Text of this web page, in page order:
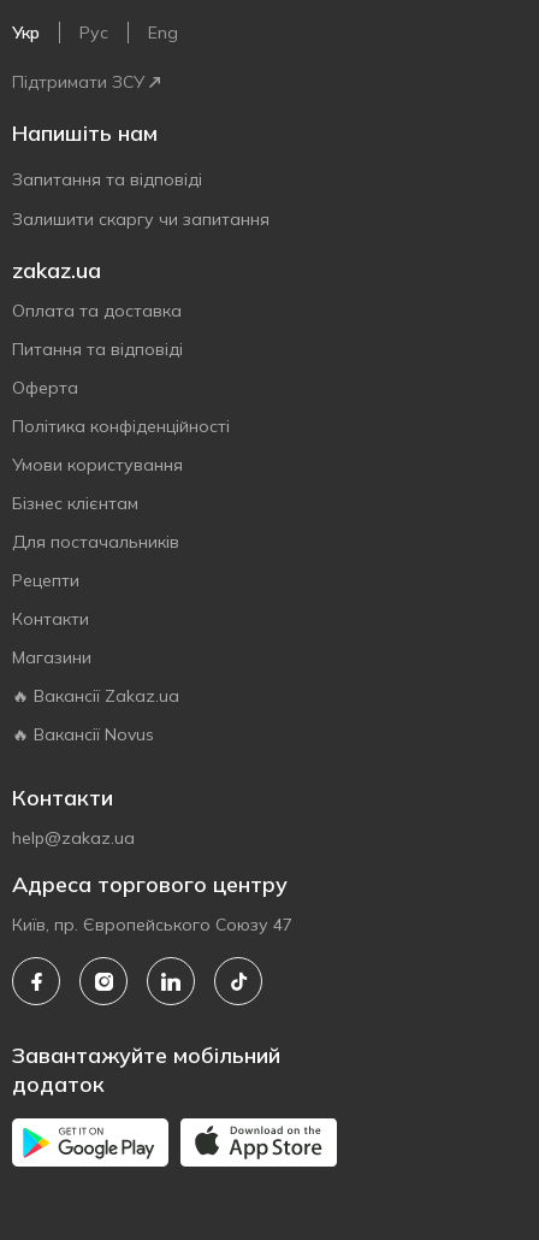
Укр Рус Eng
Підтримати ЗСУ
Напишіть нам
Запитання та відповіді
Залишити скаргу чи запитання
zakaz.ua
Оплата та доставка
Питання та відповіді
Оферта
Політика конфіденційності
Умови користування
Бізнес клієнтам
Для постачальників
Рецепти
Контакти
Магазини
🔥 Вакансії Zakaz.ua
🔥 Вакансії Novus
Контакти
help@zakaz.ua
Адреса торгового центру
Київ, пр. Європейського Союзу 47
Завантажуйте мобільний
додаток